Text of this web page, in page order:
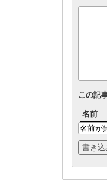
この記
名前